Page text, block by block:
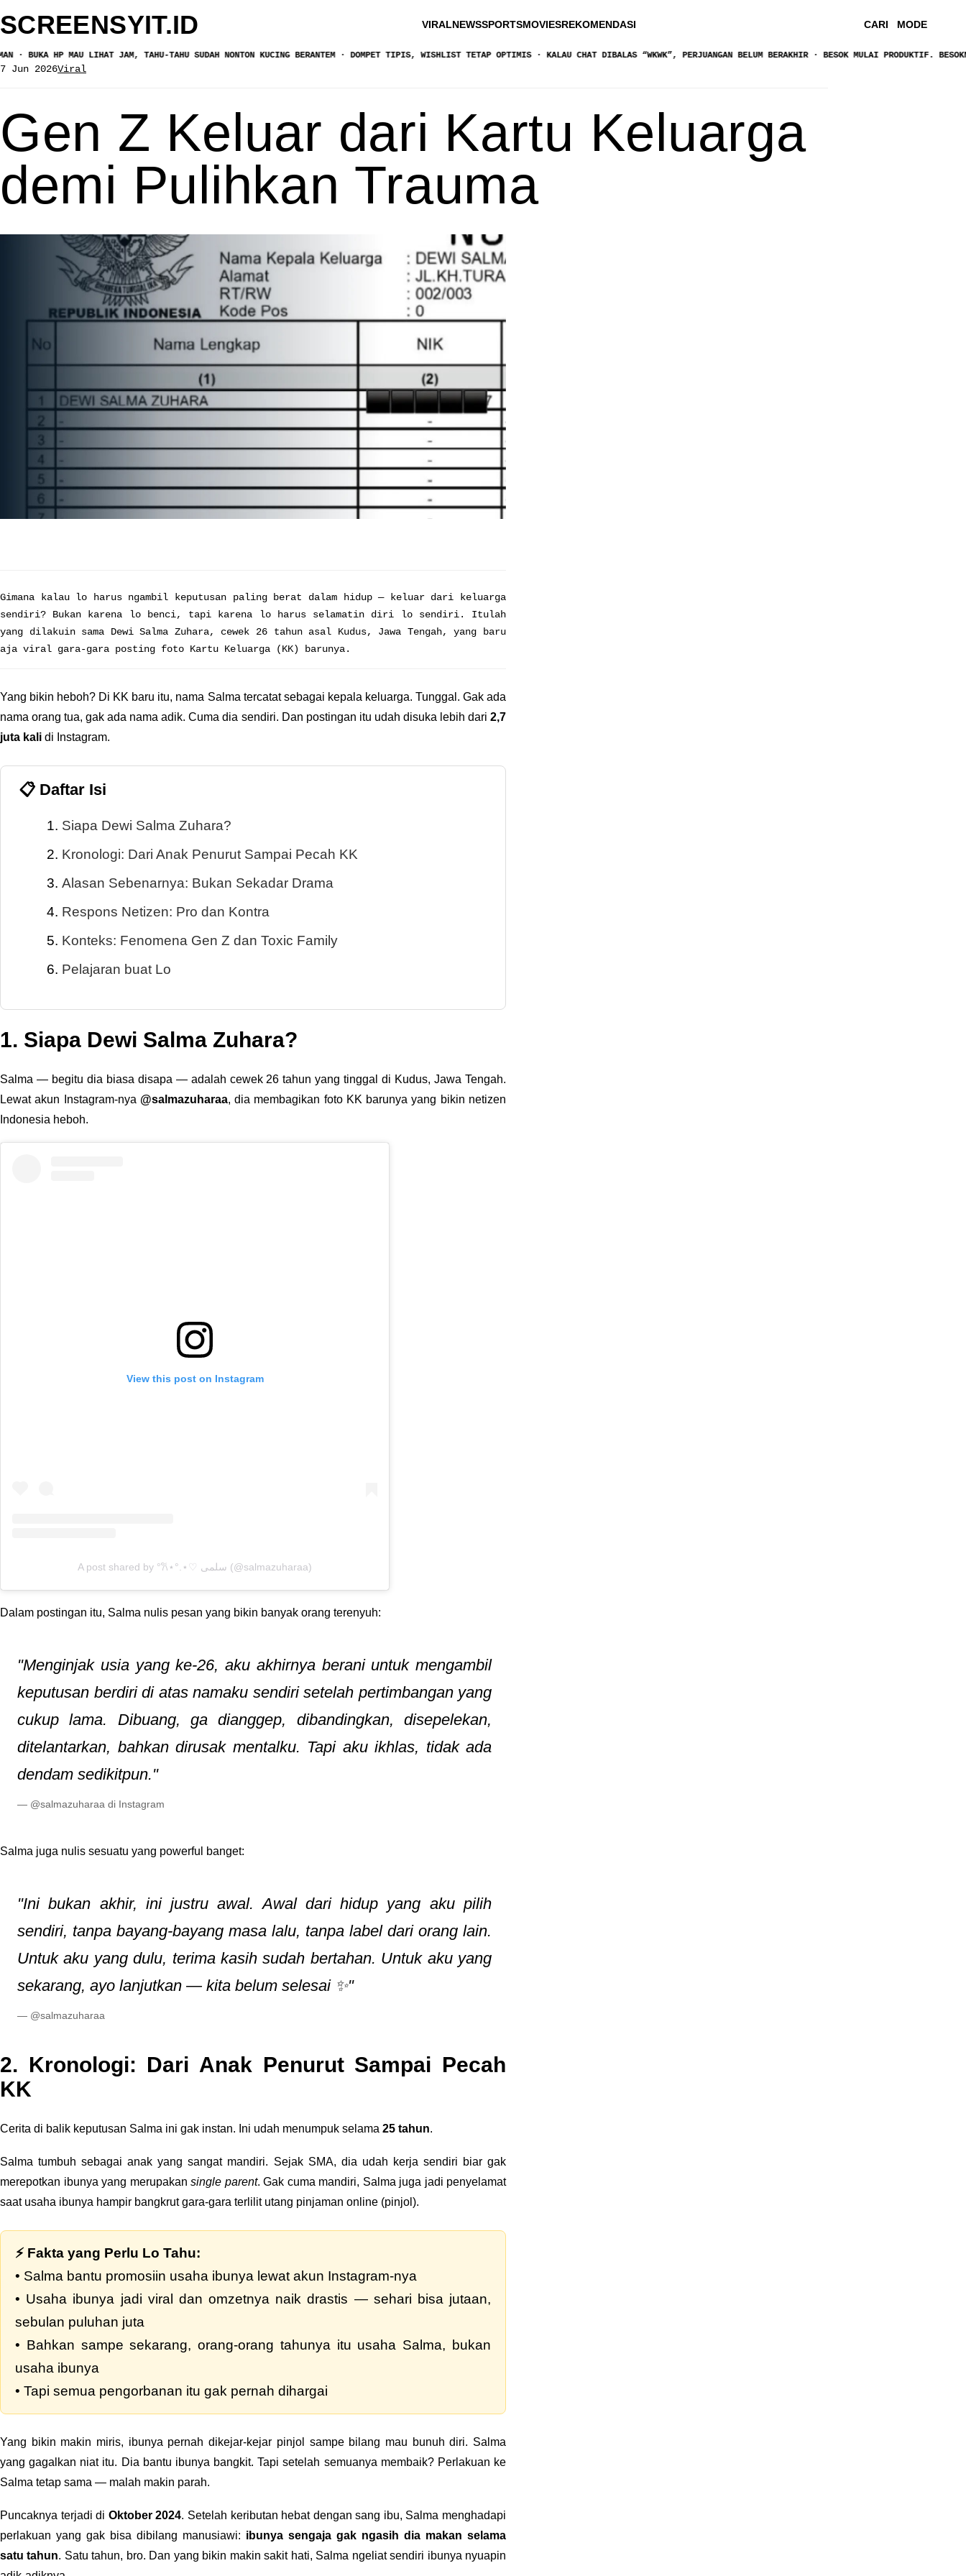
SCREENSYIT.ID VIRALNEWSSPORTSMOVIESREKOMENDASI CARI MODE
HP MAU LIHAT JAM, TAHU-TAHU SUDAH NONTON KUCING BERANTEM · DOMPET TIPIS, WISHLIST TETAP OPTIMIS · KALAU CHAT DIBALAS “WKWK”, PERJUANGAN BELUM BERAKHIR · BESOK MULAI PRODUKTIF.
7 Jun 2026Viral
Gen Z Keluar dari Kartu Keluarga
demi Pulihkan Trauma
Gimana kalau lo harus ngambil keputusan paling berat dalam hidup — keluar dari keluarga
sendiri? Bukan karena lo benci, tapi karena lo harus selamatin diri lo sendiri. Itulah
yang dilakuin sama Dewi Salma Zuhara, cewek 26 tahun asal Kudus, Jawa Tengah, yang baru
aja viral gara-gara posting foto Kartu Keluarga (KK) barunya.
Yang bikin heboh? Di KK baru itu, nama Salma tercatat sebagai kepala keluarga. Tunggal. Gak ada
nama orang tua, gak ada nama adik. Cuma dia sendiri. Dan postingan itu udah disuka lebih dari 2,7
juta kali di Instagram.
📋 Daftar Isi
Siapa Dewi Salma Zuhara?
Kronologi: Dari Anak Penurut Sampai Pecah KK
Alasan Sebenarnya: Bukan Sekadar Drama
Respons Netizen: Pro dan Kontra
Konteks: Fenomena Gen Z dan Toxic Family
Pelajaran buat Lo
1. Siapa Dewi Salma Zuhara?
Salma — begitu dia biasa disapa — adalah cewek 26 tahun yang tinggal di Kudus, Jawa Tengah.
Lewat akun Instagram-nya @salmazuharaa, dia membagikan foto KK barunya yang bikin netizen
Indonesia heboh.
View this post on Instagram
A post shared by °𐙚⋆°.⋆♡ سلمى (@salmazuharaa)
Dalam postingan itu, Salma nulis pesan yang bikin banyak orang terenyuh:
"Menginjak usia yang ke-26, aku akhirnya berani untuk mengambil
keputusan berdiri di atas namaku sendiri setelah pertimbangan yang
cukup lama. Dibuang, ga dianggep, dibandingkan, disepelekan,
ditelantarkan, bahkan dirusak mentalku. Tapi aku ikhlas, tidak ada
dendam sedikitpun."
— @salmazuharaa di Instagram
Salma juga nulis sesuatu yang powerful banget:
"Ini bukan akhir, ini justru awal. Awal dari hidup yang aku pilih
sendiri, tanpa bayang-bayang masa lalu, tanpa label dari orang lain.
Untuk aku yang dulu, terima kasih sudah bertahan. Untuk aku yang
sekarang, ayo lanjutkan — kita belum selesai ✨"
— @salmazuharaa
2. Kronologi: Dari Anak Penurut Sampai Pecah
KK
Cerita di balik keputusan Salma ini gak instan. Ini udah menumpuk selama 25 tahun.
Salma tumbuh sebagai anak yang sangat mandiri. Sejak SMA, dia udah kerja sendiri biar gak
merepotkan ibunya yang merupakan single parent. Gak cuma mandiri, Salma juga jadi penyelamat
saat usaha ibunya hampir bangkrut gara-gara terlilit utang pinjaman online (pinjol).
⚡ Fakta yang Perlu Lo Tahu:
• Salma bantu promosiin usaha ibunya lewat akun Instagram-nya
• Usaha ibunya jadi viral dan omzetnya naik drastis — sehari bisa jutaan,
sebulan puluhan juta
• Bahkan sampe sekarang, orang-orang tahunya itu usaha Salma, bukan
usaha ibunya
• Tapi semua pengorbanan itu gak pernah dihargai
Yang bikin makin miris, ibunya pernah dikejar-kejar pinjol sampe bilang mau bunuh diri. Salma
yang gagalkan niat itu. Dia bantu ibunya bangkit. Tapi setelah semuanya membaik? Perlakuan ke
Salma tetap sama — malah makin parah.
Puncaknya terjadi di Oktober 2024. Setelah keributan hebat dengan sang ibu, Salma menghadapi
perlakuan yang gak bisa dibilang manusiawi: ibunya sengaja gak ngasih dia makan selama
satu tahun. Satu tahun, bro. Dan yang bikin makin sakit hati, Salma ngeliat sendiri ibunya nyuapin